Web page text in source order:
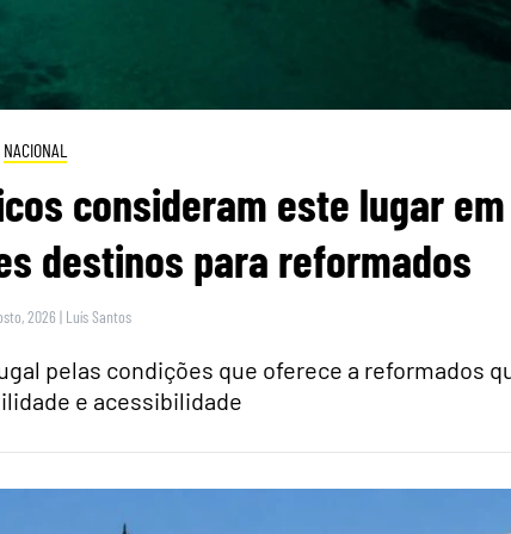
NACIONAL
consideram este lugar em
destinos para reformados
2026 | Luís Santos
pelas condições que oferece a reformados
e acessibilidade